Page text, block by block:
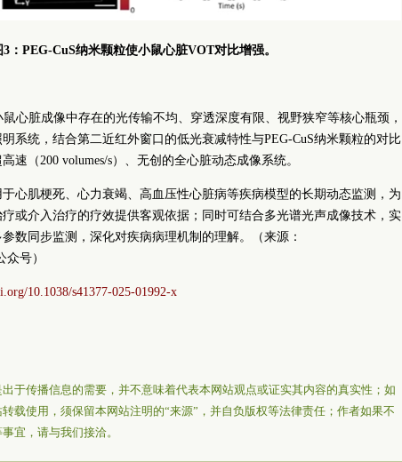
3：PEG-CuS纳米颗粒使小鼠心脏VOT对比增强。
心脏成像中存在的光传输不均、穿透深度有限、视野狭窄等核心瓶颈，
系统，结合第二近红外窗口的低光衰减特性与PEG-CuS纳米颗粒的对比
速（200 volumes/s）、无创的全心脏动态成像系统。
心肌梗死、心力衰竭、高血压性心脏病等疾病模型的长期动态监测，为
或介入治疗的疗效提供客观依据；同时可结合多光谱光声成像技术，实
数同步监测，深化对疾病病理机制的理解。（来源：
众号）
10.1038/s41377-025-01992-x
于传播信息的需要，并不意味着代表本网站观点或证实其内容的真实性；如
载使用，须保留本网站注明的“来源”，并自负版权等法律责任；作者如果不
宜，请与我们接洽。